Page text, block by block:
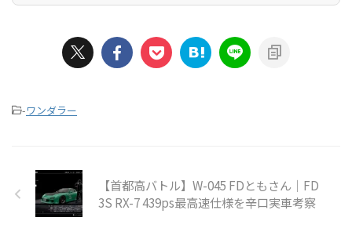
-ワンダラー
【首都高バトル】W-045 FDともさん｜FD
3S RX-7 439ps最高速仕様を辛口実車考察